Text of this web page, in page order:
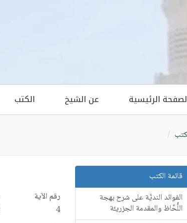
الرئيسية عن الشيخ الكتب
قائمة الكتب
الفوائد النديَّة على شرح بهجة
اللُّحَّاظ والمقدمة الجزريـَّة
رقم الآية
4